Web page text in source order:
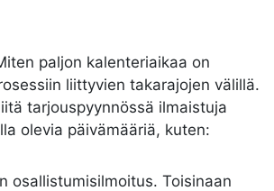
paljon kalenteriaikaa on
liittyvien takarajojen välillä.
tarjouspyynnössä ilmaistuja
olevia päivämääriä, kuten:
osallistumisilmoitus. Toisinaan